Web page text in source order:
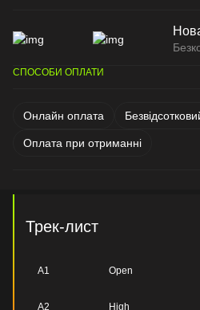
СПОСОБИ ОПЛАТИ
Онлайн оплата
Оплата при отриманні
Трек-лист
A1 Open
A2 High